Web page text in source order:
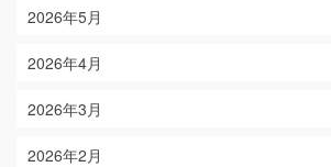
2026年5月
2026年4月
2026年3月
2026年2月